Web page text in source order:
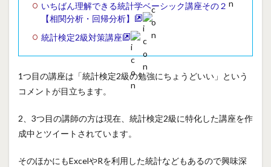
いちばん理解できる統計学ベーシック講座その２
【相関分析・回帰分析】
統計検定2級対策講座
1つ目の講座は「統計検定2級の勉強にちょうどいい」という
コメントが目立ちます。
2、3つ目の講師の方は現在、統計検定2級に特化した講座を作
成中とツイートされています。
そのほかにもExcelやRを利用した統計などもあるので興味深